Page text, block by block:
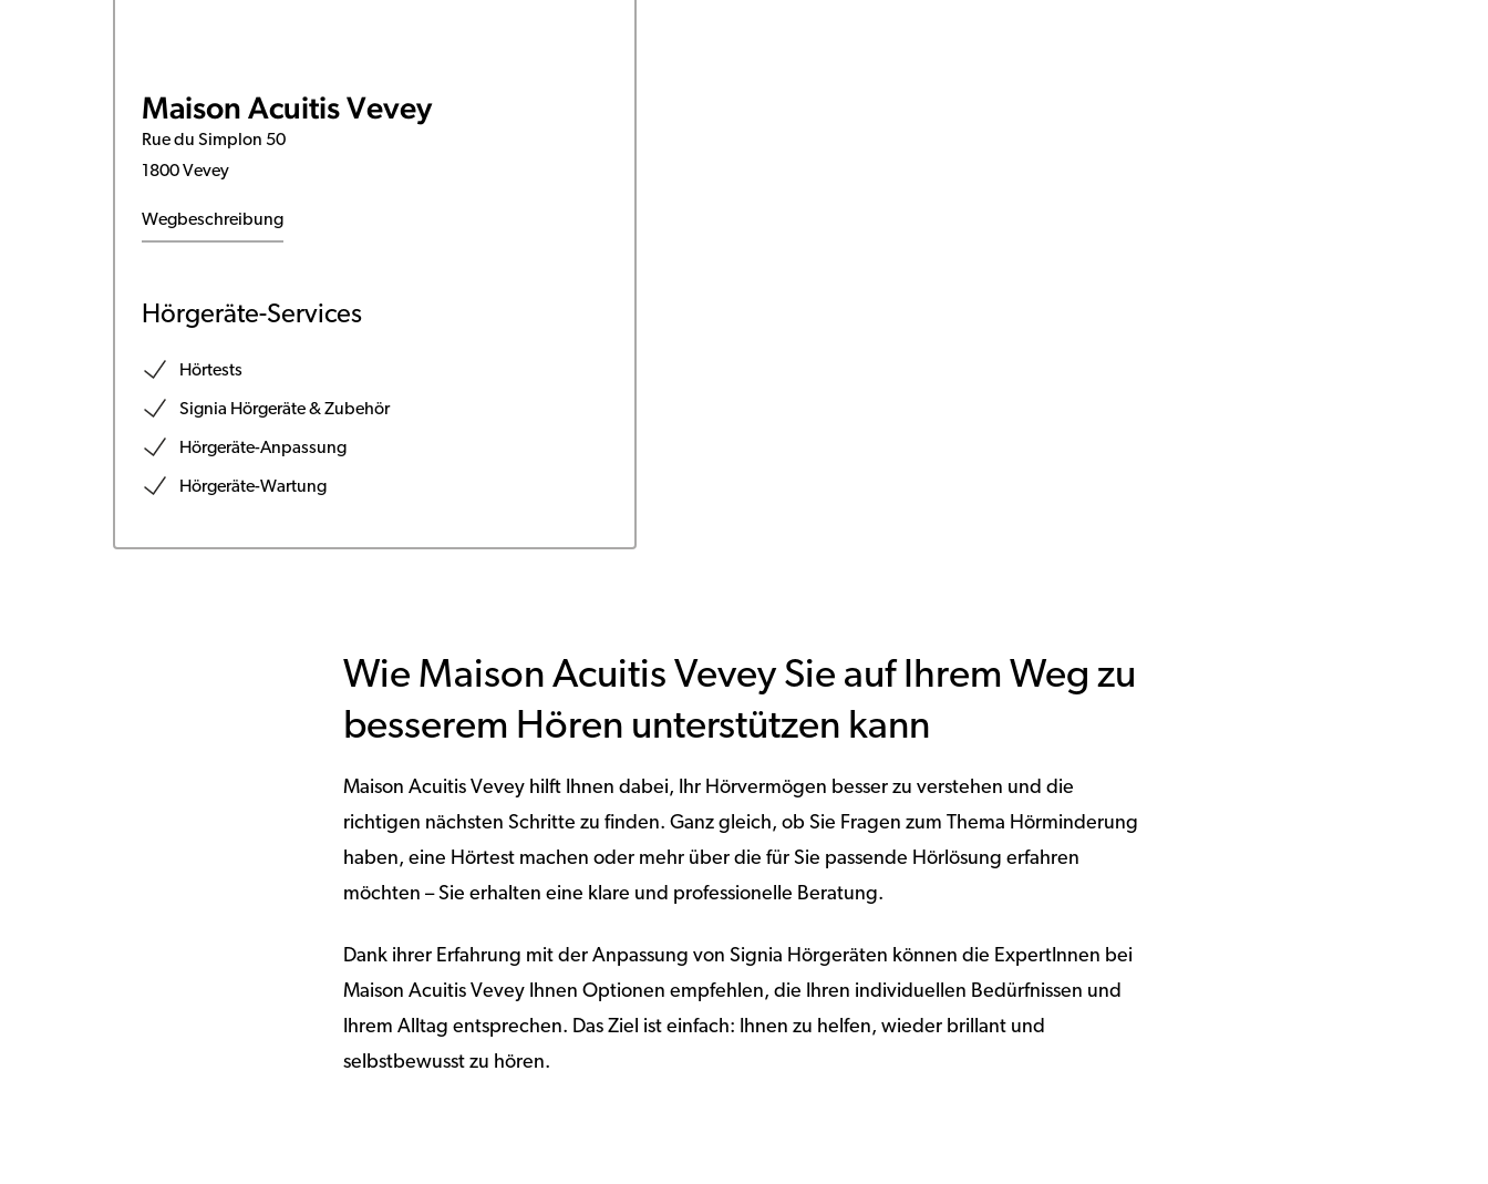
Maison Acuitis Vevey
Rue du Simplon 50
1800 Vevey
Wegbeschreibung
Hörgeräte-Services
Hörtests
Signia Hörgeräte & Zubehör
Hörgeräte-Anpassung
Hörgeräte-Wartung
Wie Maison Acuitis Vevey Sie auf Ihrem Weg zu
besserem Hören unterstützen kann
Maison Acuitis Vevey hilft Ihnen dabei, Ihr Hörvermögen besser zu verstehen und die
richtigen nächsten Schritte zu finden. Ganz gleich, ob Sie Fragen zum Thema Hörminderung
haben, eine Hörtest machen oder mehr über die für Sie passende Hörlösung erfahren
möchten – Sie erhalten eine klare und professionelle Beratung.
Dank ihrer Erfahrung mit der Anpassung von Signia Hörgeräten können die ExpertInnen bei
Maison Acuitis Vevey Ihnen Optionen empfehlen, die Ihren individuellen Bedürfnissen und
Ihrem Alltag entsprechen. Das Ziel ist einfach: Ihnen zu helfen, wieder brillant und
selbstbewusst zu hören.